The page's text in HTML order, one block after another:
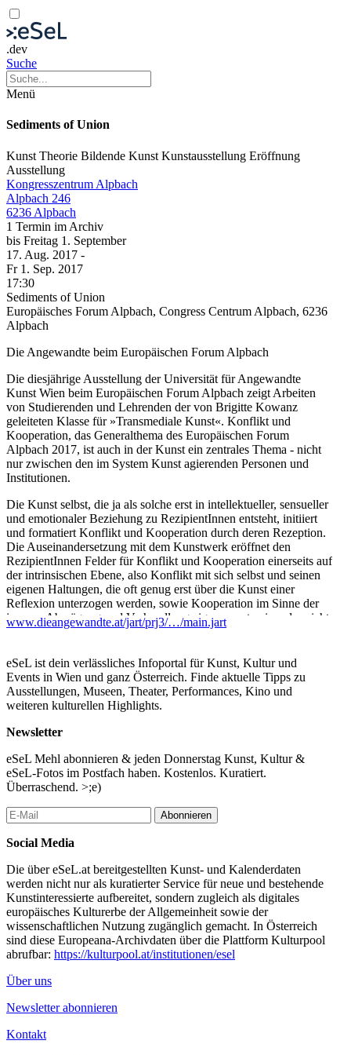
.dev
Suche
Menü
Sediments of Union
Kunst Theorie Bildende Kunst Kunstausstellung Eröffnung
Ausstellung
Kongresszentrum Alpbach
Alpbach 246
6236 Alpbach
1 Termin im Archiv
bis Freitag 1. September
17. Aug. 2017 -
Fr 1. Sep. 2017
17:30
Sediments of Union
Europäisches Forum Alpbach, Congress Centrum Alpbach, 6236
Alpbach
Die Angewandte beim Europäischen Forum Alpbach
Die diesjährige Ausstellung der Universität für Angewandte
Kunst Wien beim Europäischen Forum Alpbach zeigt Arbeiten
von Studierenden und Lehrenden der von Brigitte Kowanz
geleiteten Klasse für »Transmediale Kunst«. Konflikt und
Kooperation, das Generalthema des Europäischen Forum
Alpbach 2017, ist auch in der Kunst ein zentrales Thema - nicht
nur zwischen den im System Kunst agierenden Personen und
Institutionen.
Die Kunst selbst, die ja als solche erst in intellektueller, sensueller
und emotionaler Beziehung zu RezipientInnen entsteht, initiiert
und formatiert Konflikt und Kooperation durch deren Rezeption.
Die Auseinandersetzung mit dem Kunstwerk eröffnet den
RezipientInnen Felder für Konflikt und Kooperation einerseits auf
der intrinsischen Ebene, also Konflikt mit sich selbst und seinen
eigenen Haltungen, die oft genug erst über die Kunst einer
Reflexion unterzogen werden, sowie Kooperation im Sinne der
inneren Abwägung und Verhandlung eigener, untereinander nicht
immer kompatibler Werteskalen. Andererseits kommuniziert
keiner anderen Sprache kommunizierbar sind. Dadurch ist sie
auch in der Lage, soziale Prozesse auf eine Art in Gang zu setzen,
die Konfliktlinien decouvriert und dennoch Raum für
konstruktives Handeln, für Kooperation schafft; weil die Kunst
zwar Behauptungen aufstellt, diese aber nichts Abschließendes,
Endgültiges an sich haben, sondern zur Auseinandersetzung, zur
Das Prinzip der Kunst ist jenes der Offenheit, bei der die einem
Kunstwerk innewohnende Wirkungsmacht erst in der
definiert durch Ambiguität. Im Umgang mit ihr lernt man den
Umgang mit Mehrdeutigkeit und Unsicherheit - eine
Qualifikation, die heute notwendiger denn je erscheint, wo
wollen, komplexe Probleme mit einfachen und eindimensionalen
Antworten lösen zu können.
Gerade unsere Wissensgesellschaft, die trotz des dramatisch
gestiegenen Volumens an digital gespeichertem und theoretisch
verfügbarem Spezialwissen immer weniger in der Lage scheint,
die drängenden und hochkomplexen Herausforderungen unserer
die Fähigkeit zur nichtlinearen, multiperspektivischen Sicht auf
Blick der KünstlerInnen und jener, die es gewohnt sind, sich mit
www.dieangewandte.at/jart/prj3/…/main.jart
eSeL ist dein verlässliches Infoportal für Kunst, Kultur und
Events in Wien und ganz Österreich. Finde aktuelle Tipps zu
Ausstellungen, Museen, Theater, Performances, Kino und
weiteren kulturellen Highlights.
Newsletter
eSeL Mehl abonnieren & jeden Donnerstag Kunst, Kultur &
eSeL-Fotos im Postfach haben. Kostenlos. Kuratiert.
Überraschend. >;e)
Abonnieren
Social Media
Die über eSeL.at bereitgestellten Kunst- und Kalenderdaten
werden nicht nur als kuratierter Service für neue und bestehende
Kunstinteressierte aufbereitet, sondern zugleich als digitales
europäisches Kulturerbe der Allgemeinheit sowie der
wissenschaftlichen Nutzung zugänglich gemacht. In Österreich
sind diese Europeana-Archivdaten über die Plattform Kulturpool
abrufbar: https://kulturpool.at/institutionen/esel
Über uns
Newsletter abonnieren
Kontakt